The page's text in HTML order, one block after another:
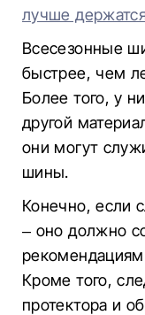
лучше
Всесезонные
быстрее, чем
Более того, у
другой
они могут
шины.
Конечно, если
– оно должно
Кроме того,
протектора и